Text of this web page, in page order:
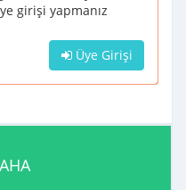
girişi yapmanız
Üye Girişi